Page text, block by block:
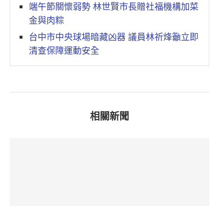
端午節關懷弱勢 林世賢市長贈社福機構加菜
金與肉粽
台中市中央球場暗藏凶器 議員林祈烽籲立即
清查保障運動安全
相關新聞